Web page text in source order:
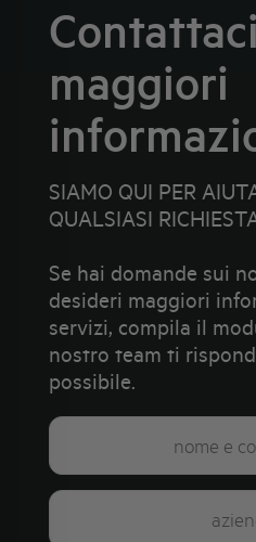
maggiori
SIAMO QUI PER
QUALSIASI
Se hai domande sui
desideri maggiori
servizi, compila il
nostro team ti
possibile.